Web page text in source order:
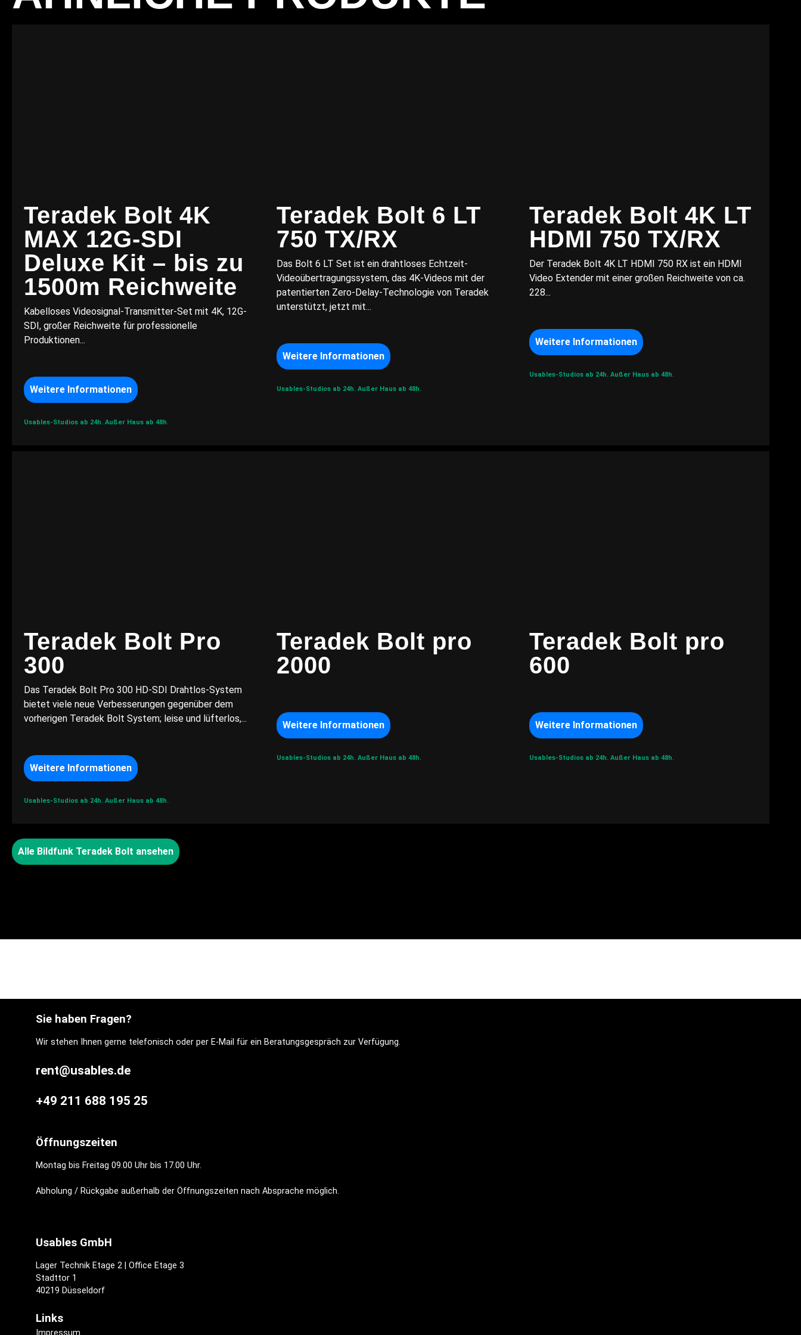
Teradek Bolt 4K
MAX 12G-SDI
Deluxe Kit – bis zu
1500m Reichweite
Kabelloses Videosignal-Transmitter-Set mit 4K, 12G-
SDI, großer Reichweite für professionelle
Produktionen...
Weitere Informationen
Usables-Studios ab 24h. Außer Haus ab 48h.
Teradek Bolt 6 LT
750 TX/RX
Das Bolt 6 LT Set ist ein drahtloses Echtzeit-
Videoübertragungssystem, das 4K-Videos mit der
patentierten Zero-Delay-Technologie von Teradek
unterstützt, jetzt mit...
Weitere Informationen
Usables-Studios ab 24h. Außer Haus ab 48h.
Teradek Bolt 4K LT
HDMI 750 TX/RX
Der Teradek Bolt 4K LT HDMI 750 RX ist ein HDMI
Video Extender mit einer großen Reichweite von ca.
228...
Weitere Informationen
Usables-Studios ab 24h. Außer Haus ab 48h.
Teradek Bolt Pro
300
Das Teradek Bolt Pro 300 HD-SDI Drahtlos-System
bietet viele neue Verbesserungen gegenüber dem
vorherigen Teradek Bolt System; leise und lüfterlos,...
Weitere Informationen
Usables-Studios ab 24h. Außer Haus ab 48h.
Teradek Bolt pro
2000
Weitere Informationen
Usables-Studios ab 24h. Außer Haus ab 48h.
Teradek Bolt pro
600
Weitere Informationen
Usables-Studios ab 24h. Außer Haus ab 48h.
Alle Bildfunk Teradek Bolt ansehen
Sie haben Fragen?
Wir stehen Ihnen gerne telefonisch oder per E-Mail für ein Beratungsgespräch zur Verfügung.
rent@usables.de
+49 211 688 195 25
Öffnungszeiten
Montag bis Freitag 09.00 Uhr bis 17.00 Uhr.
Abholung / Rückgabe außerhalb der Öffnungszeiten nach Absprache möglich.
Usables GmbH
Lager Technik Etage 2 | Office Etage 3
Stadttor 1
40219 Düsseldorf
Links
Impressum